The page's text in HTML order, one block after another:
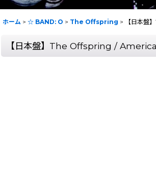
ホーム > ☆ BAND: O > The Offspring > 【日本盤
【日本盤】The Offspring /